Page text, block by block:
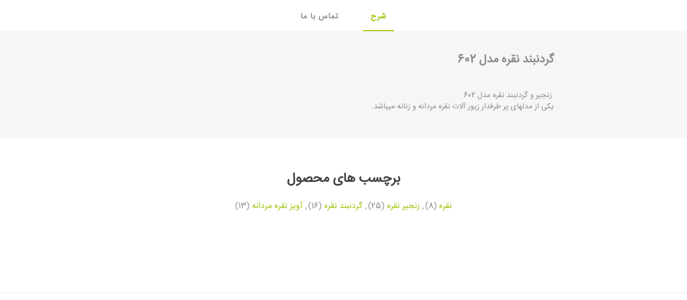
شرح تماس با ما
گردنبند نقره مدل 602
زنجیر و گردنبند نقره مدل 602
یکی از مدلهای پر طرفدار زیور آلات نقره مردانه و زنانه میباشد.
برچسب های محصول
نقره (8)
, زنجیر نقره (25)
, گردنبند نقره (16)
, آویز نقره مردانه (13)